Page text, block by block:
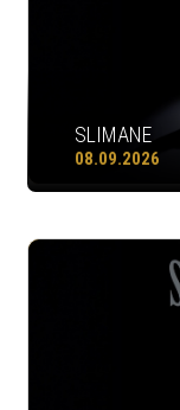
SLIMANE
08.09.2026